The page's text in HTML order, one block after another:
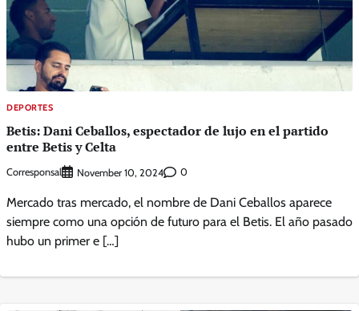
DEPORTES
Betis: Dani Ceballos, espectador de lujo en el partido
entre Betis y Celta
Corresponsal November 10, 2024 0
Mercado tras mercado, el nombre de Dani Ceballos aparece
siempre como una opción de futuro para el Betis. El año pasado
hubo un primer e […]